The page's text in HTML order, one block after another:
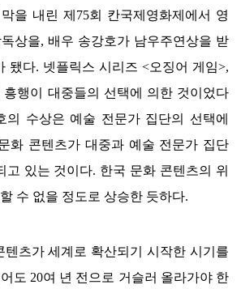
을 내린 제 75회 칸국제영화제에서 영
상을, 배우 송강호가 남우주연상을 받
됐다. 넷플릭스 시리즈 <오징어 게임>,
흥행이 대중들의 선택에 의한 것이었다
의 수상은 예술 전문가 집단의 선택에
화 콘텐츠가 대중과 예술 전문가 집단
고 있는 것이다. 한국 문화 콘텐츠의 위
수 없을 정도로 상승한 듯하다.
텐츠가 세계로 확산되기 시작한 시기를
도 20여 년 전으로 거슬러 올라가야 한